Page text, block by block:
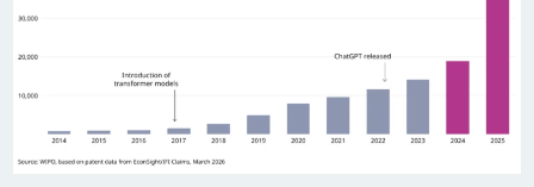
需要予測＋業務最適化AIシステム